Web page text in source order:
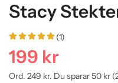
Stacy
(1)
199 kr
Ord. 249 kr. Du sparar50 kr (